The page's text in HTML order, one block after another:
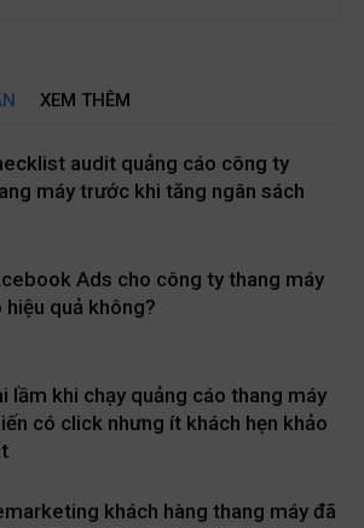
XEM THÊM
audit quảng cáo công ty
máy trước khi tăng ngân sách
Ads cho công ty thang máy
hiệu quả không?
lầm khi chạy quảng cáo thang máy
có click nhưng ít khách hẹn khảo
khách hàng thang máy đã